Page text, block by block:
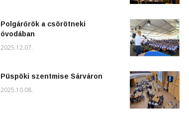
Polgárőrök a csörötneki
óvodában
2025.12.07.
Püspöki szentmise Sárváron
2025.10.08.